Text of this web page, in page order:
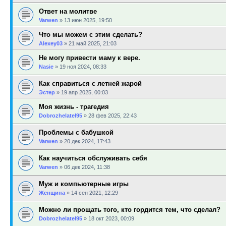
Ответ на молитве
Varwen » 13 июн 2025, 19:50
Что мы можем с этим сделать?
Alexey03 » 21 май 2025, 21:03
Не могу привести маму к вере.
Nasie » 19 ноя 2024, 08:33
Как справиться с летней жарой
Эстер » 19 апр 2025, 00:03
Моя жизнь - трагедия
Dobrozhelatel95 » 28 фев 2025, 22:43
Проблемы с бабушкой
Varwen » 20 дек 2024, 17:43
Как научиться обслуживать себя
Varwen » 06 дек 2024, 11:38
Муж и компьютерные игры
Женщина » 14 сен 2021, 12:29
Можно ли прощать того, кто гордится тем, что сделал?
Dobrozhelatel95 » 18 окт 2023, 00:09